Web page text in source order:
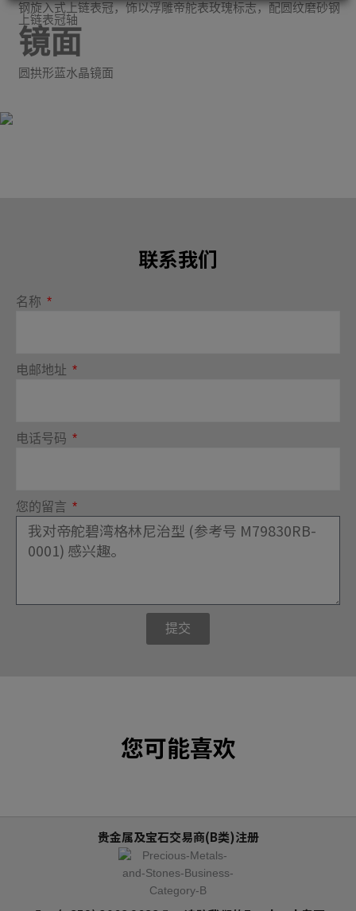
钢旋入式上链表冠，饰以浮雕帝舵表玫瑰标志，配圆纹磨砂钢
上链表冠轴
镜面
圆拱形蓝水晶镜面
联系我们
名称
电邮地址
电话号码
您的留言
提交
您可能喜欢
贵金属及宝石交易商(B类)注册